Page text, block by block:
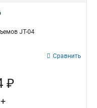
JT-04
Сравнить
₽
+